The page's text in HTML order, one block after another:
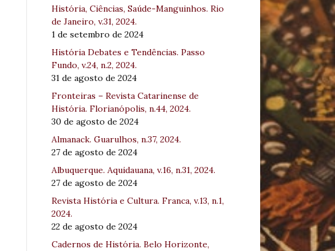
História, Ciências, Saúde-Manguinhos. Rio
de Janeiro, v.31, 2024.
1 de setembro de 2024
História Debates e Tendências. Passo
Fundo, v.24, n.2, 2024.
31 de agosto de 2024
Fronteiras – Revista Catarinense de
História. Florianópolis, n.44, 2024.
30 de agosto de 2024
Almanack. Guarulhos, n.37, 2024.
27 de agosto de 2024
Albuquerque. Aquidauana, v.16, n.31, 2024.
27 de agosto de 2024
Revista História e Cultura. Franca, v.13, n.1,
2024.
22 de agosto de 2024
Cadernos de História. Belo Horizonte,